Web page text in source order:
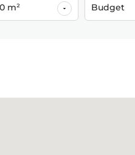
m² Budget